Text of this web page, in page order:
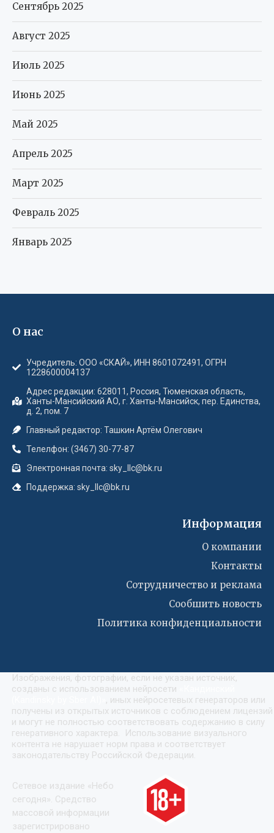
Сентябрь 2025
Август 2025
Июль 2025
Июнь 2025
Май 2025
Апрель 2025
Март 2025
Февраль 2025
Январь 2025
О нас
Учредитель: ООО «СКАЙ», ИНН 8601072491, ОГРН
1228600004137
Адрес редакции: 628011, Россия, Тюменская область,
Ханты-Мансийский АО, г. Ханты-Мансийск, пер. Единства,
д. 2, пом. 7
Главный редактор: Ташкин Артём Олегович
Телелфон: (3467) 30-77-87
Электронная почта: sky_llc@bk.ru
Поддержка: sky_llc@bk.ru
Информация
О компании
Контакты
Сотрудничество и реклама
Сообшить новость
Политика конфиденциальности
Изображения, фотографии, если не указан источник,
созданы с использованием нейросети
, иных нейросетевых генераторов или
получены из открытых источников с соблюдением лицензий
и могут не полностью соответствовать содержанию в силу
генеративного характера. Использование визуального
контента не нарушает норм права и соответствует
законодательству Российской Федерации.
Сетевое издание «Небо
сегодня». Средство
массовой информации
зарегистрировано